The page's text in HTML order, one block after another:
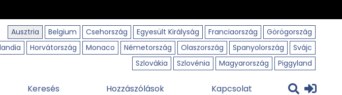
Ausztria
Belgium Csehország Egyesült Királyság Franciaország
Görögország
Horvátország Monaco Németország Olaszország Spanyolország
Svájc
Szlovákia
Szlovénia Magyarország Piggyland
Keresés Hozzászólások Kapcsolat